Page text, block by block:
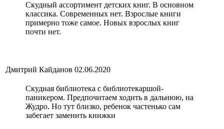
Скудный ассортимент детских книг. В основном
классика. Современных нет. Взрослые книги
примерно тоже самое. Новых взрослых книг
почти нет.
Дмитрий Кайданов 02.06.2020
Скудная библиотека с библиотекаршой-
паникером. Предпочитаем ходить в дальнюю, на
Жудро. Но тут близко, ребенок частенько сам
забегает заменить книжки